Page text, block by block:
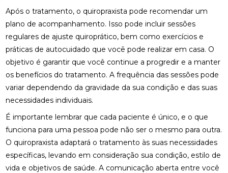
Após o tratamento, o quiropraxista pode recomendar um
plano de acompanhamento. Isso pode incluir sessões
regulares de ajuste quiroprático, bem como exercícios e
práticas de autocuidado que você pode realizar em casa. O
objetivo é garantir que você continue a progredir e a manter
os benefícios do tratamento. A frequência das sessões pode
variar dependendo da gravidade da sua condição e das suas
necessidades individuais.
É importante lembrar que cada paciente é único, e o que
funciona para uma pessoa pode não ser o mesmo para outra.
O quiropraxista adaptará o tratamento às suas necessidades
específicas, levando em consideração sua condição, estilo de
vida e objetivos de saúde. A comunicação aberta entre você
FISIOTERAPIA OCULAR: COMO MELHORAR A SAÚDE
DOS SEUS OLHOS E AUMENTAR O CONFORTO
VISUAL
FISIOTERAPIA OCULAR: MELHORE SUA VISÃO HOJE!
FISIOTERAPIA OCULAR: MELHORES PRÁTICAS E
BENEFÍCIOS
SAÚDE DOS OLHOS E AUMENTAR O CONFORTO
VISUAL
CONFORTO